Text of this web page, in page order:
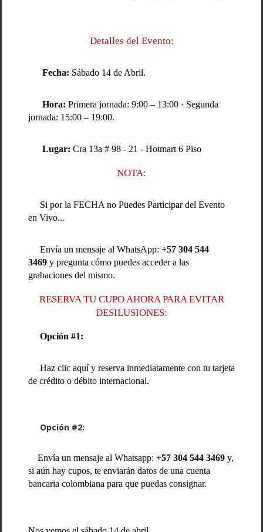
Detalles del Evento:
Fecha: Sábado 14 de Abril.
Hora: Primera jornada: 9:00 – 13:00 · Segunda
jornada: 15:00 – 19:00.
Lugar: Cra 13a # 98 - 21 - Hotmart 6 Piso
NOTA:
Si por la FECHA no Puedes Participar del Evento
en Vivo...
Envía un mensaje al WhatsApp: +57 304 544
3469 y pregunta cómo puedes acceder a las
grabaciones del mismo.
RESERVA TU CUPO AHORA PARA EVITAR
DESILUSIONES:
Opción #1:
Haz clic aquí y reserva inmediatamente con tu tarjeta
de crédito o débito internacional.
Opción #2:
Envía un mensaje al Whatsapp: +57 304 544 3469 y,
si aún hay cupos, te enviarán datos de una cuenta
bancaria colombiana para que puedas consignar.